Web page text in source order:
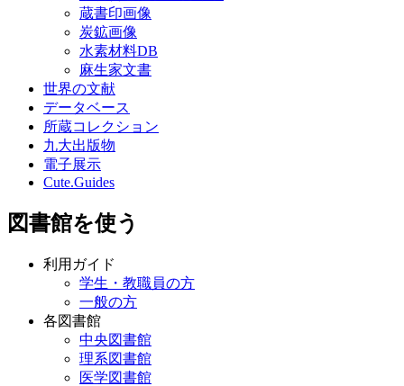
蔵書印画像
炭鉱画像
水素材料DB
麻生家文書
世界の文献
データベース
所蔵コレクション
九大出版物
電子展示
Cute.Guides
図書館を使う
利用ガイド
学生・教職員の方
一般の方
各図書館
中央図書館
理系図書館
医学図書館